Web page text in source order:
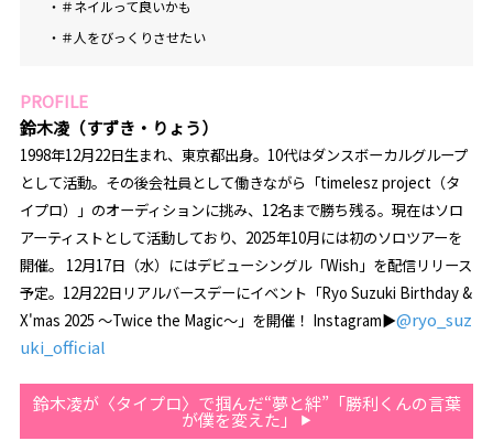
・＃ネイルって良いかも
・＃人をびっくりさせたい
PROFILE
鈴木凌（すずき・りょう）
1998年12月22日生まれ、東京都出身。10代はダンスボーカルグループ
として活動。その後会社員として働きながら「timelesz project（タ
イプロ）」のオーディションに挑み、12名まで勝ち残る。現在はソロ
アーティストとして活動しており、2025年10月には初のソロツアーを
開催。 12月17日（水）にはデビューシングル「Wish」を配信リリース
予定。12月22日リアルバースデーにイベント「Ryo Suzuki Birthday &
X'mas 2025 ～Twice the Magic～」を開催！ Instagram▶︎@ryo_suz
uki_official
鈴木凌が〈タイプロ〉で掴んだ“夢と絆”「勝利くんの言葉
が僕を変えた」